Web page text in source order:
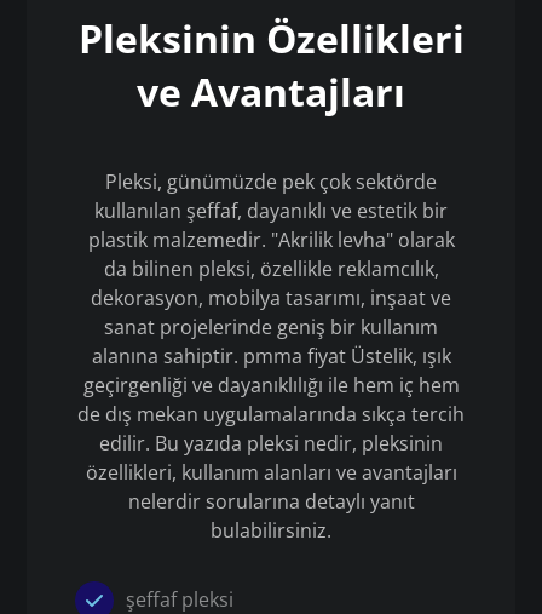
Pleksinin Özellikleri
ve Avantajları
Pleksi, günümüzde pek çok sektörde
kullanılan şeffaf, dayanıklı ve estetik bir
plastik malzemedir. "Akrilik levha" olarak
da bilinen pleksi, özellikle reklamcılık,
dekorasyon, mobilya tasarımı, inşaat ve
sanat projelerinde geniş bir kullanım
alanına sahiptir. pmma fiyat Üstelik, ışık
geçirgenliği ve dayanıklılığı ile hem iç hem
de dış mekan uygulamalarında sıkça tercih
edilir. Bu yazıda pleksi nedir, pleksinin
özellikleri, kullanım alanları ve avantajları
nelerdir sorularına detaylı yanıt
bulabilirsiniz.
şeffaf pleksi